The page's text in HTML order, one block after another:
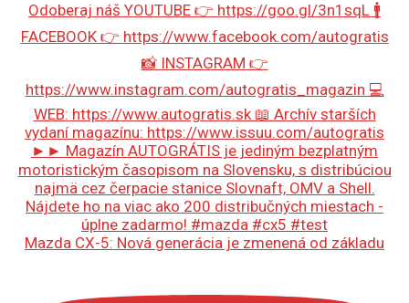
Mazda CX-5: Nová generácia je zmenená od základu